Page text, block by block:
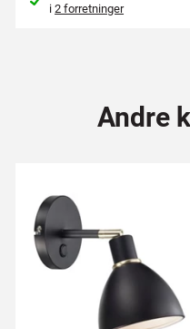
i2 forretninger
Andre